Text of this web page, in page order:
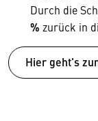
Durch die
% zurück in
Hier geht's